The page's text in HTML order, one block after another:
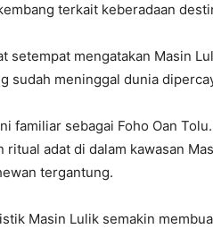
terkait keberadaan
setempat mengatakan Masin
sudah meninggal dunia
familiar sebagai Foho Oan
ritual adat di dalam kawasan
tergantung.
Masin Lulik semakin